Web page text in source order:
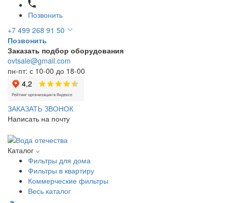
Позвонить
+7 499 268 91 50
Позвонить
Заказать подбор оборудования
ovtsale@gmail.com
пн-пт: с 10-00 до 18-00
ЗАКАЗАТЬ ЗВОНОК
Написать на почту
Каталог
Фильтры для дома
Фильтры в квартиру
Коммерческие фильтры
Весь каталог